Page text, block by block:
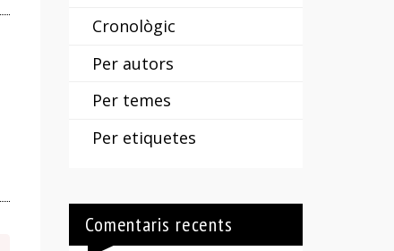
Cronològic
Per autors
Per temes
Per etiquetes
Comentaris recents